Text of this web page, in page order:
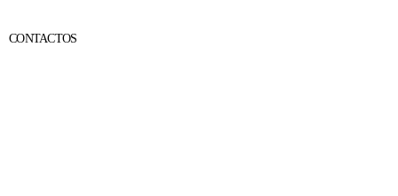
CONTACTOS